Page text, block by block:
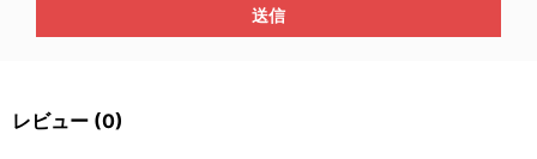
送信
レビュー (0)